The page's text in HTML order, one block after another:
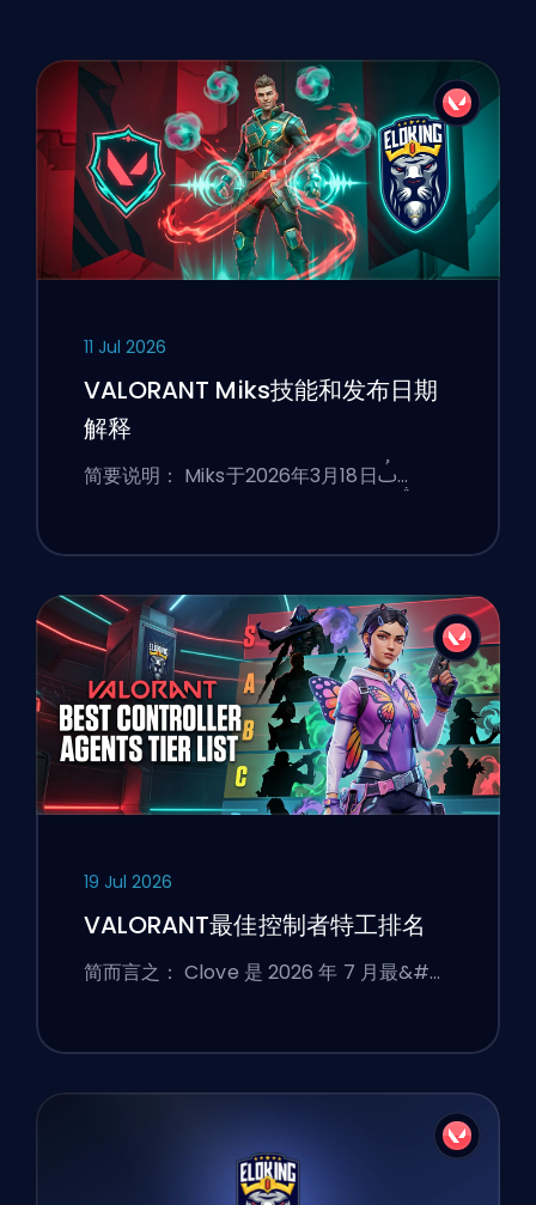
11 Jul 2026
VALORANT Miks技能和发布日期
解释
简要说明： Miks于2026年3月18日ࢷ…
19 Jul 2026
VALORANT最佳控制者特工排名
简而言之： Clove 是 2026 年 7 月最&#…